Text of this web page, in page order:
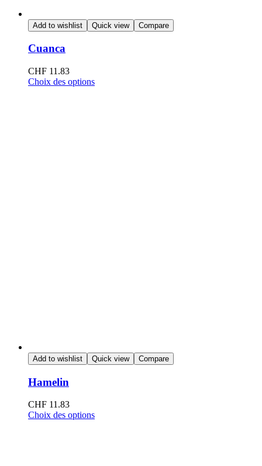
Add to wishlist Quick view Compare
Cuanca
CHF 11.83
Choix des options
Add to wishlist Quick view Compare
Hamelin
CHF 11.83
Choix des options